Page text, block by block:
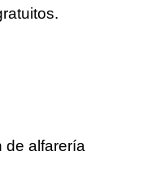
de alfarería